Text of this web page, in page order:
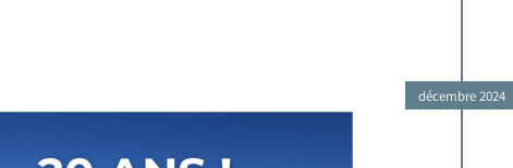
décembre 2024